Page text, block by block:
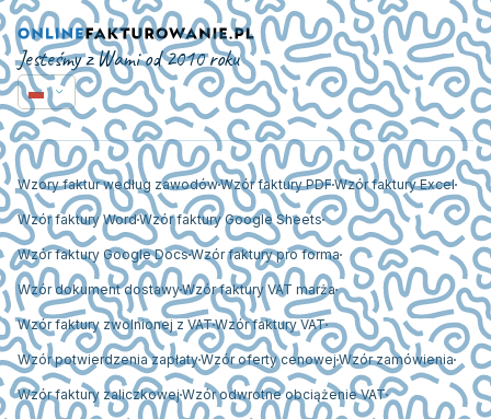
Jesteśmy z Wami od 2010 roku
Wzory faktur według zawodówWzór faktury PDFWzór faktury Excel
Wzór faktury WordWzór faktury Google Sheets
Wzór faktury Google DocsWzór faktury pro forma
Wzór dokument dostawyWzór faktury VAT marża
Wzór faktury zwolnionej z VATWzór faktury VAT
Wzór potwierdzenia zapłatyWzór oferty cenowejWzór zamówienia
Wzór faktury zaliczkowejWzór odwrotne obciążenie VAT